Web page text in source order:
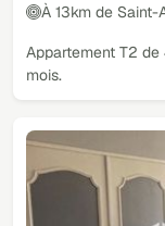
À 13km de
Appartement T2 de
mois.